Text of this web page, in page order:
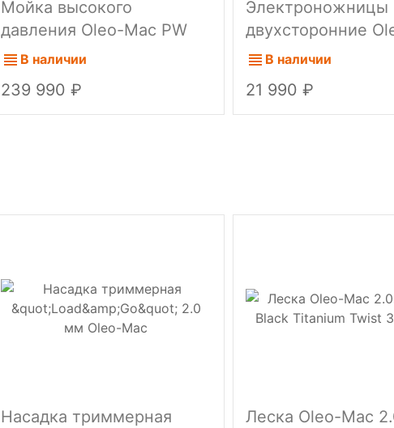
Мойка высокого
давления Oleo-Mac PW
300 HС
В наличии
239 990
Электроножницы
двухсторонние
HC 605 E 0,6 кВт
В наличии
21 990
Насадка триммерная
Леска Oleo-Mac